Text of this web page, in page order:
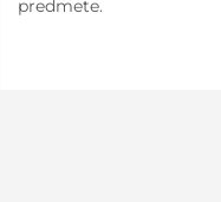
predmete.